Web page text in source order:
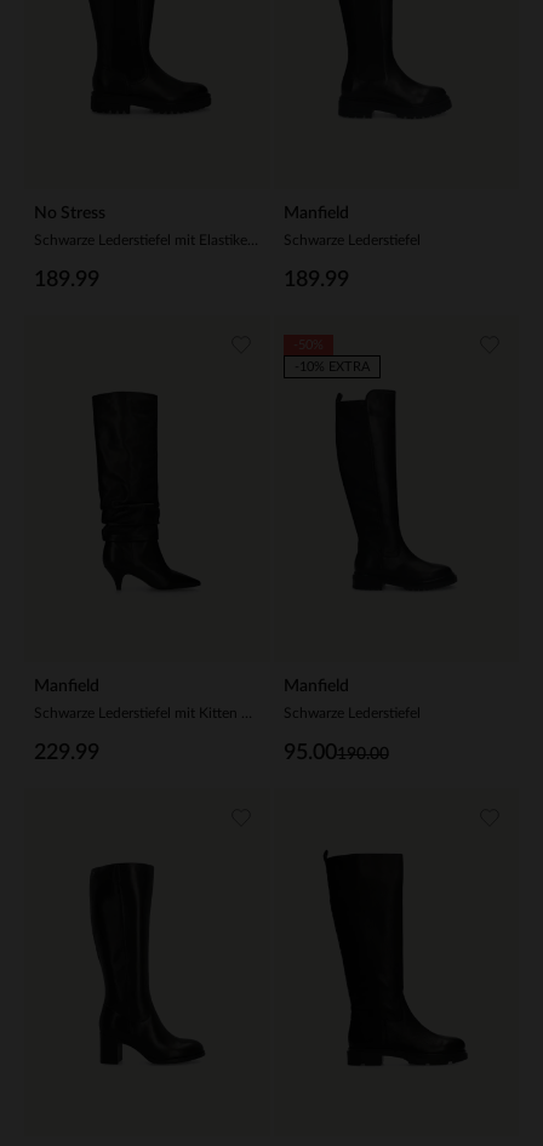
No Stress
189.99
Manfield
Schwarze Lederstiefel
189.99
Manfield
229.99
Manfield
Schwarze Lederstiefel
190.00
95.00
-10% EXTRA